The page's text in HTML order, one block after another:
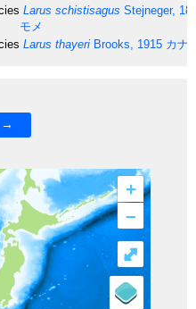
Larus schistisagus Stejneger,
モメ
Larus thayeri Brooks, 1915 カナ
→
+
–
⤢